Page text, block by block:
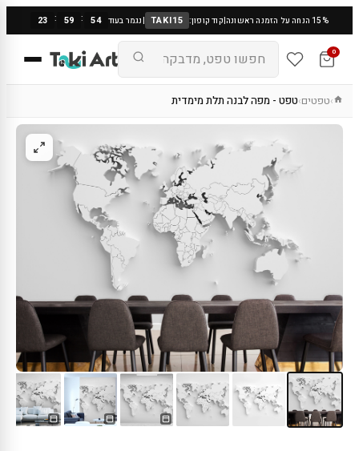
15% הנחה על הזמנה ראשונה |קוד קופון: TAKI15
|נגמר בעוד 23 : 59 : 53
0
›טפטים›טפט - מפה לבנה תלת מימדית